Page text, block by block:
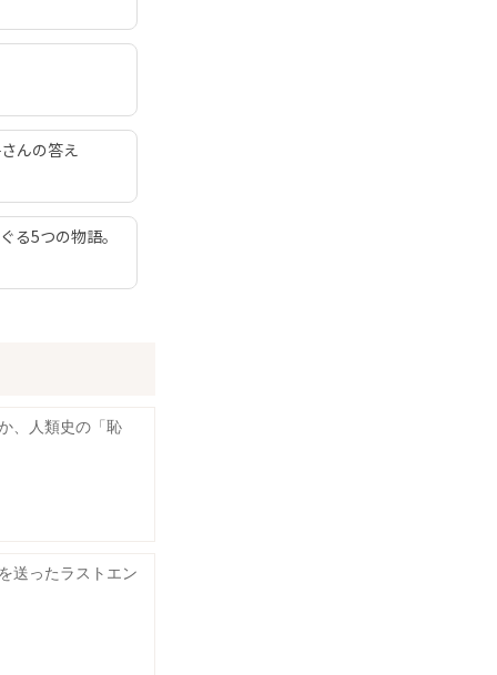
んの答え
る5つの物語。
、人類史の「恥
送ったラストエン